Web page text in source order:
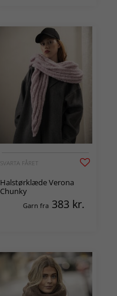
SVARTA FÅRET
Halstørklæde Verona
Chunky
Garn fra 383 kr.